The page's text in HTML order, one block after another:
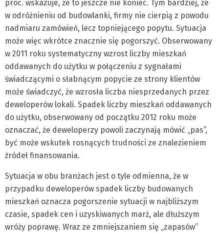
proc. wskazuje, że to jeszcze nie koniec. Tym bardziej, że
w odróżnieniu od budowlanki, firmy nie cierpią z powodu
nadmiaru zamówień, lecz topniejącego popytu. Sytuacja
może więc wkrótce znacznie się pogorszyć. Obserwowany
w 2011 roku systematyczny wzrost liczby mieszkań
oddawanych do użytku w połączeniu z sygnałami
świadczącymi o słabnącym popycie ze strony klientów
może świadczyć, że wzrosła liczba niesprzedanych przez
deweloperów lokali. Spadek liczby mieszkań oddawanych
do użytku, obserwowany od początku 2012 roku może
oznaczać, że deweloperzy powoli zaczynają mówić „pas”,
być może wskutek rosnących trudności ze znalezieniem
źródeł finansowania.
Sytuacja w obu branżach jest o tyle odmienna, że w
przypadku deweloperów spadek liczby budowanych
mieszkań oznacza pogorszenie sytuacji w najbliższym
czasie, spadek cen i uzyskiwanych marż, ale dłuższym
wróży poprawę. Wraz ze zmniejszaniem się „zapasów”